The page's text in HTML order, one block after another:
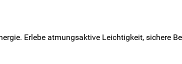
Erlebe atmungsaktive Leichtigkeit, sichere